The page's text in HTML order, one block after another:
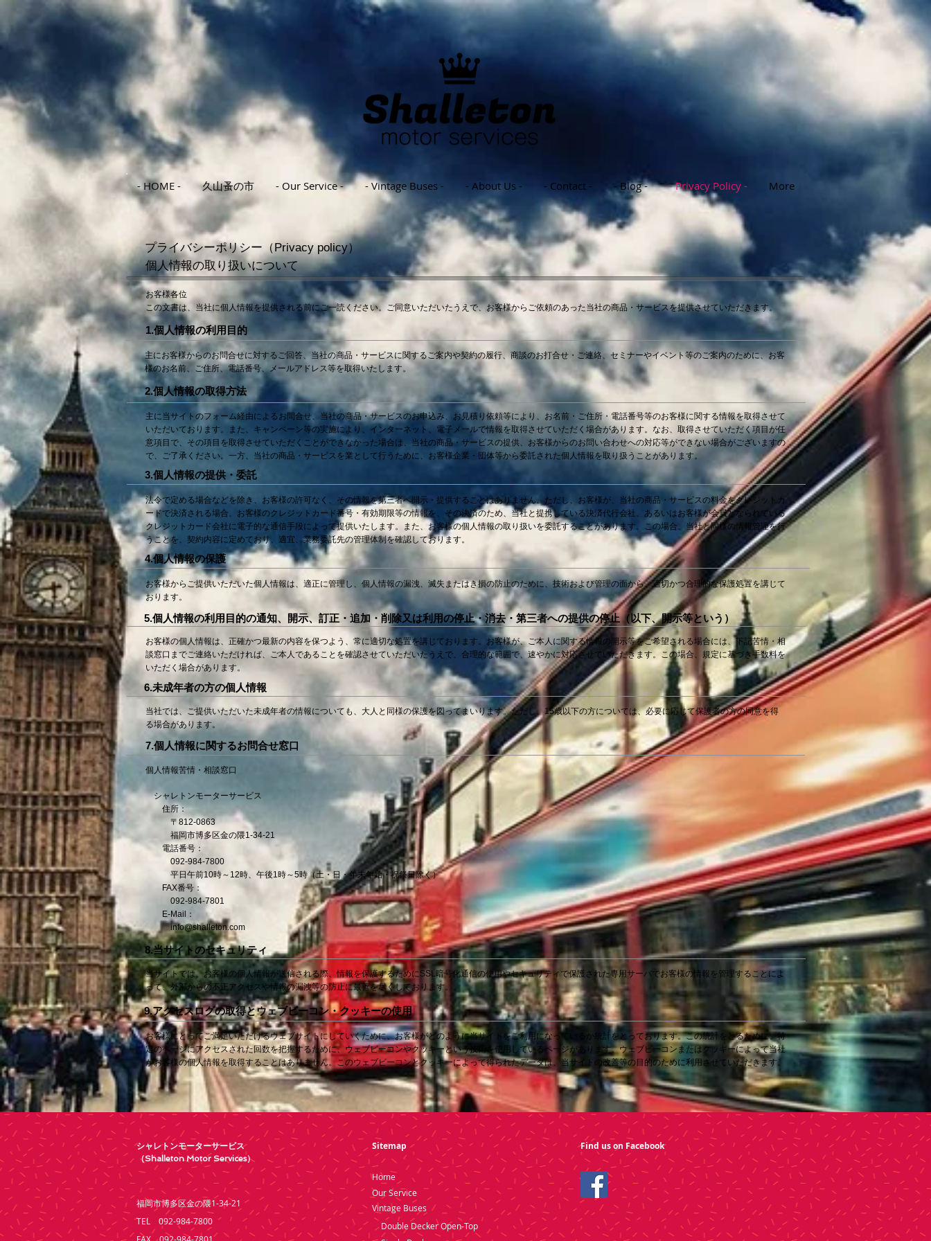
- HOME - 久山蚤の市 - Our Service - - Vintage Buses - - About Us - - Contact - - Blog - - Privacy Policy - More
プライバシーポリシー（Privacy policy）
個人情報の取り扱いについて
お客様各位
この文書は、当社に個人情報を提供される前にご一読ください。ご同意いただいたうえで、お客様からご依頼のあった当社の商品・サービスを提供させていただきます。
1.個人情報の利用目的
主にお客様からのお問合せに対するご回答、当社の商品・サービスに関するご案内や契約の履行、商談のお打合せ・ご連絡、セミナーやイベント等のご案内のために、お客
様のお名前、ご住所、電話番号、メールアドレス等を取得いたします。
2.個人情報の取得方法
主に当サイトのフォーム経由によるお問合せ、当社の商品・サービスのお申込み、お見積り依頼等により、お名前・ご住所・電話番号等のお客様に関する情報を取得させて
いただいております。また、キャンペーン等の実施により、インターネット、電子メールで情報を取得させていただく場合があります。なお、取得させていただく項目が任
意項目で、その項目を取得させていただくことができなかった場合は、当社の商品・サービスの提供、お客様からのお問い合わせへの対応等ができない場合がございますの
で、ご了承ください。一方、当社の商品・サービスを業として行うために、お客様企業・団体等から委託された個人情報を取り扱うことがあります。
3.個人情報の提供・委託
法令で定める場合などを除き、お客様の許可なく、その情報を第三者へ開示・提供することはありません。ただし、お客様が、当社の商品・サービスの料金をクレジットカ
ードで決済される場合、お客様のクレジットカード番号・有効期限等の情報を、その決済のため、当社と提携している決済代行会社、あるいはお客様が会員となられている
クレジットカード会社に電子的な通信手段によって提供いたします。また、お客様の個人情報の取り扱いを委託することがあります。この場合、当社と同様の情報管理を行
うことを、契約内容に定めており、適宜、業務委託先の管理体制を確認しております。
4.個人情報の保護
お客様からご提供いただいた個人情報は、適正に管理し、個人情報の漏洩、滅失またはき損の防止のために、技術および管理の面から、適切かつ合理的な保護処置を講じて
おります。
5.個人情報の利用目的の通知、開示、訂正・追加・削除又は利用の停止・消去・第三者への提供の停止（以下、開示等という）
お客様の個人情報は、正確かつ最新の内容を保つよう、常に適切な処置を講じております。お客様が、ご本人に関する情報の開示等をご希望される場合には、下記苦情・相
談窓口までご連絡いただければ、ご本人であることを確認させていただいたうえで、合理的な範囲で、速やかに対応させていただきます。この場合、規定に基づき手数料を
いただく場合があります。
6.未成年者の方の個人情報
当社では、ご提供いただいた未成年者の情報についても、大人と同様の保護を図ってまいります。ただし、15歳以下の方については、必要に応じて保護者の方の同意を得
る場合があります。
7.個人情報に関するお問合せ窓口
個人情報苦情・相談窓口
シャレトンモーターサービス
住所：
〒812-0863
福岡市博多区金の隈1-34-21
電話番号：
092-984-7800
平日午前10時～12時、午後1時～5時（土・日・年末年始・祝祭日除く）
FAX番号：
092-984-7801
E-Mail：
info@shalleton.com
8.当サイトのセキュリティ
当サイトでは、お客様の個人情報が送信される際、情報を保護するためにSSL暗号化通信の使用やセキュリティで保護された専用サーバでお客様の情報を管理することによ
って、外部からの不正アクセスや情報の漏洩等の防止に最善を尽くしております。
9.アクセスログの取得とウェブビーコン・クッキーの使用
お客様にとってご満足いただけるウェブサイトにしていくために、お客様がどのように当サイトをご利用になっているか統計をとっております。この統計をとるために、特
定のページにアクセスされた回数を把握するために、ウェブビーコンやクッキーという技術を使用しているページがあります。ウェブビーコンまたはクッキーによって当社
がお客様の個人情報を取得することはありません。このウェブビーコンとクッキーによって得られたデータは、当サイトの改善等の目的のために利用させていただきます。
シャレトンモーターサービス
（Shalleton Motor Services）
福岡市博多区金の隈1-34-21
TEL 092-984-7800
Sitemap
Home
Our Service
Find us on Facebook
Vintage Buses
Double Decker Open-Top